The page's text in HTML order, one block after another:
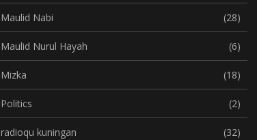
Maulid Nabi (28)
Maulid Nurul Hayah (6)
Mizka (18)
Politics (2)
radioqu kuningan (32)